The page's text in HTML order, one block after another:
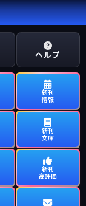
ヘルプ
新刊
情報
新刊
文庫
新刊
高評価